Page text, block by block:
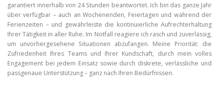
garantiert innerhalb von 24 Stunden beantwortet. Ich bin das ganze Jahr
über verfügbar – auch an Wochenenden, Feiertagen und während der
Ferienzeiten – und gewährleiste die kontinuierliche Aufrechterhaltung
Ihrer Tätigkeit in aller Ruhe. Im Notfall reagiere ich rasch und zuverlässig,
um unvorhergesehene Situationen abzufangen. Meine Priorität: die
Zufriedenheit Ihres Teams und Ihrer Kundschaft, durch mein volles
Engagement bei jedem Einsatz sowie durch diskrete, verlässliche und
passgenaue Unterstützung – ganz nach Ihren Bedürfnissen.